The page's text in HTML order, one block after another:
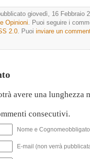
giovedì, 16 Febbraio
Opinioni. Puoi seguire i
2.0. Puoi inviare un
avere una lunghezza
consecutivi.
Nome e
E-mail (non verrà